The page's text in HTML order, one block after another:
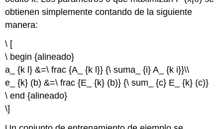
obtienen simplemente contando de la siguiente
manera:
\ [
\ begin {alineado}
a_ {k l} &=\ frac {A_ {k l}} {\ suma_ {i} A_ {k i}}\\
e_ {k} (b) &=\ frac {E_ {k} (b)} {\ sum_ {c} E_ {k} (c)}
\ end {alineado}
\]